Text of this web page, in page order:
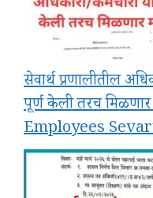
सेवार्थ प्रणालीतील
पूर्ण केली तरच
Employees